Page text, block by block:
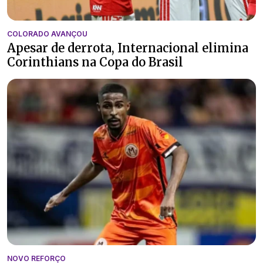
COLORADO AVANÇOU
Apesar de derrota, Internacional elimina
Corinthians na Copa do Brasil
NOVO REFORÇO